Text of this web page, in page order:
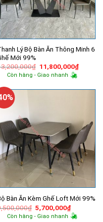
Lý Bộ Bàn Ăn Thông Minh 6
Mới 99%
₫ Giá
gốc
là:
11,800,000₫Giá
hiện
Còn hàng - Giao nhanh
Bàn Ăn Kèm Ghế Loft Mới 99%
₫ Giá
gốc
là:
5,700,000₫Giá
hiện
tại
Còn hàng - Giao nhanh